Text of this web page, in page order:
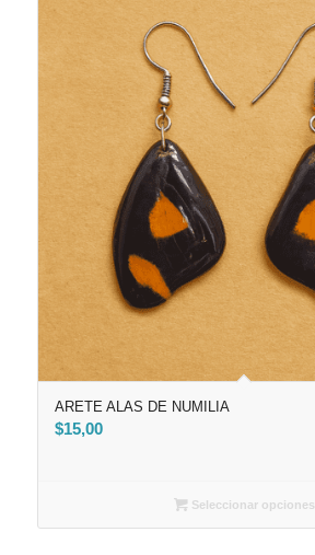
ARETE ALAS DE NUMILIA
$15,00
Seleccionar opciones